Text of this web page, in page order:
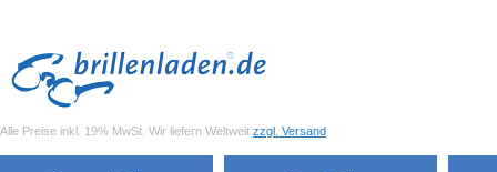
Alle Preise inkl. 19% MwSt. Wir liefern Weltweit zzgl. Versand